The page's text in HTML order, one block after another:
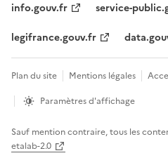
info.gouv.fr
service-
legifrance.gouv.fr
Plan du site Mentions légales
Paramètres d'affichage
Sauf mention contraire, tous les
etalab-2.0